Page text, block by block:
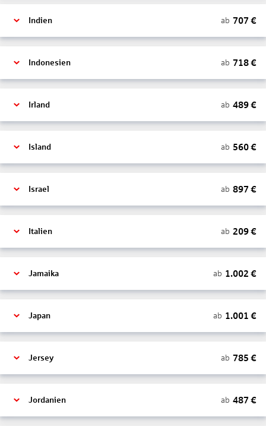
Indien ab 707 €
Indonesien ab 718€
Irland ab 489€
Island ab 560€
Israel ab 897 €
Italien ab 209€
Jamaika ab 1.002 €
Japan ab 1.001 €
Jersey ab 785 €
Jordanien ab 487 €